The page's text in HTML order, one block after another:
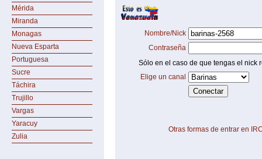
Mérida
Miranda
Monagas
Nueva Esparta
Portuguesa
Sucre
Táchira
Trujillo
Vargas
Yaracuy
Zulia
Nombre/Nick
Contraseña
Sólo en el caso de que tengas el nick
Elige un canal
Otras formas de entrar en